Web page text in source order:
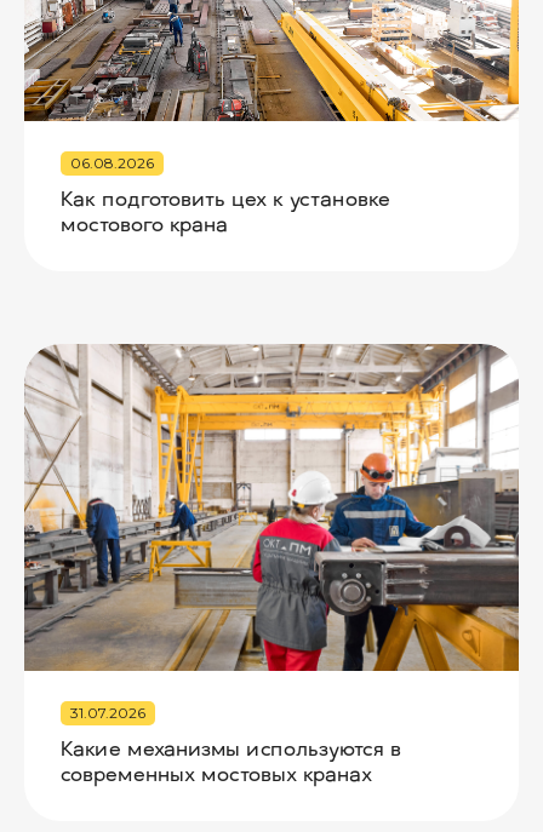
06.08.2026
Как подготовить цех к установке
мостового крана
31.07.2026
Какие механизмы используются в
современных мостовых кранах
© 2025, ООО «ОКТ-Подъемные машины»
Политика конфиденциальности
Реквизиты компании